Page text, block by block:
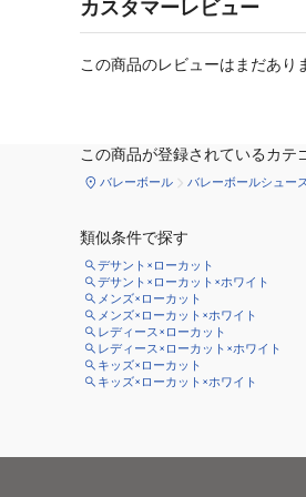
カスタマーレビュー
この商品のレビューはまだあり
この商品が登録されているカテ
バレーボール バレーボールシュー
類似条件で探す
デサント×ローカット
デサント×ローカット×ホワイト
メンズ×ローカット
メンズ×ローカット×ホワイト
レディース×ローカット
レディース×ローカット×ホワイト
キッズ×ローカット
キッズ×ローカット×ホワイト